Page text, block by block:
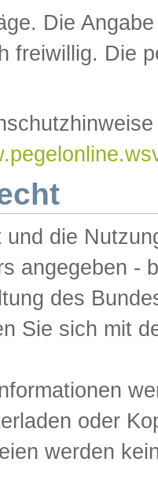
Die
freiwillig. Die
und die
angegeben -
des
Sie sich mit
oder
werden